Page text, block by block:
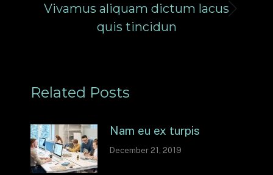
Next
post:
Vivamus aliquam dictum lacus
quis tincidun
Related Posts
Nam eu ex turpis
December 21, 2019